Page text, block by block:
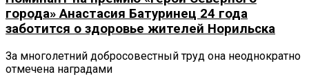
города» Анастасия Батуринец 24 года
заботится о здоровье жителей Норильска
За многолетний добросовестный труд она неоднократно
отмечена наградами